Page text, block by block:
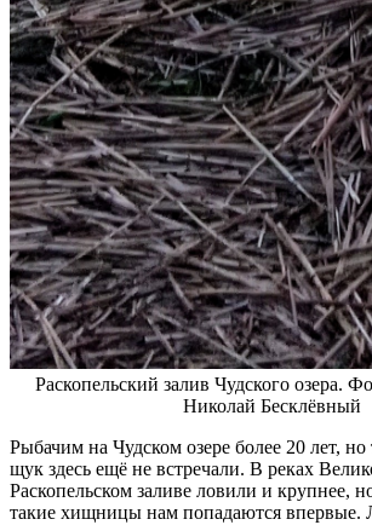
Раскопельский залив Чудского озера.
Николай Бесклёвный
Рыбачим на Чудском озере более 20 лет,
щук здесь ещё не встречали. В реках
Раскопельском заливе ловили и крупнее,
такие хищницы нам попадаются впервые.